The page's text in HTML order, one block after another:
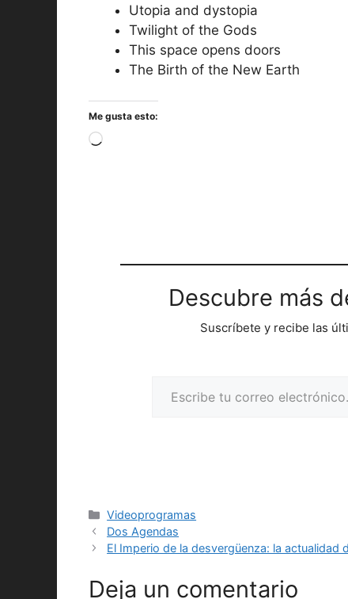
Utopia and dystopia
Twilight of the Gods
This space opens doors
The Birth of the New Earth
Me gusta esto:
Cargando...
Descubre más
Suscríbete y recibe las
Categorías
Videoprogramas
Dos Agendas
El Imperio de la desvergüenza: la actualidad
Deja un comentario